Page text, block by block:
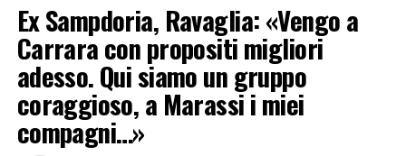
Ex Sampdoria, Ravaglia: «Vengo a
Carrara con propositi migliori
adesso. Qui siamo un gruppo
coraggioso, a Marassi i miei
compagni…»